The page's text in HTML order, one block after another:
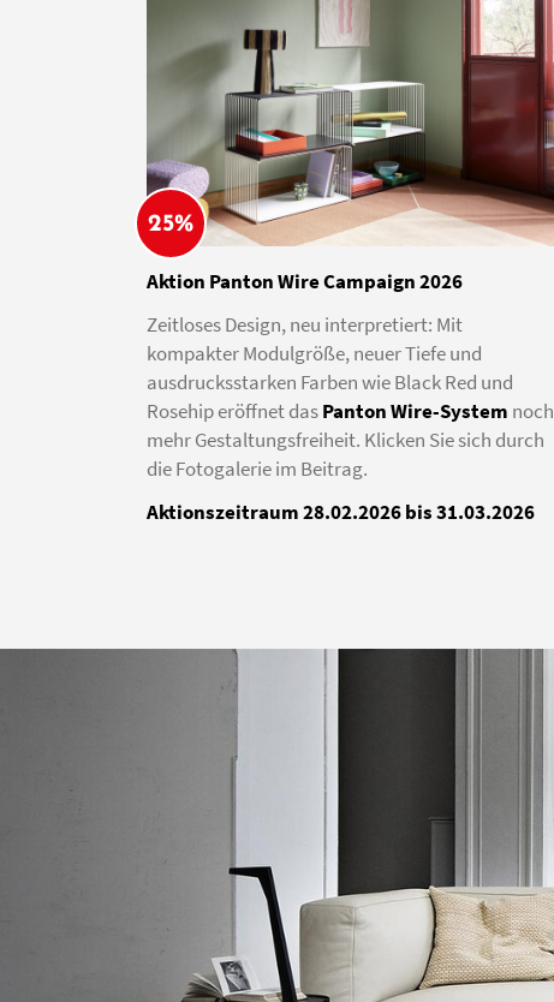
25%
Aktion Panton Wire Campaign 2026
Zeitloses Design, neu interpretiert: Mit
kompakter Modulgröße, neuer Tiefe und
ausdrucksstarken Farben wie Black Red und
Rosehip eröffnet dasPanton Wire-System noch
mehr Gestaltungsfreiheit. Klicken Sie sich durch
die Fotogalerie im Beitrag.
Aktionszeitraum 28.02.2026 bis 31.03.2026